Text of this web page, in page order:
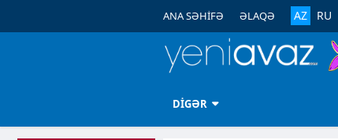
ANA SƏHİFƏ ƏLAQƏ AZ RU
DİGƏR